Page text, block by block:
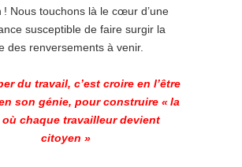
! Nous touchons là le cœur d’une
susceptible de faire surgir la
des renversements à venir.
du travail, c’est croire en l’être
son génie, pour construire « la
où chaque travailleur devient
citoyen »